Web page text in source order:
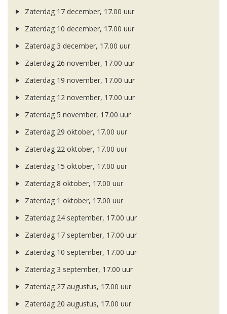
Zaterdag 17 december, 17.00 uur
Zaterdag 10 december, 17.00 uur
Zaterdag 3 december, 17.00 uur
Zaterdag 26 november, 17.00 uur
Zaterdag 19 november, 17.00 uur
Zaterdag 12 november, 17.00 uur
Zaterdag 5 november, 17.00 uur
Zaterdag 29 oktober, 17.00 uur
Zaterdag 22 oktober, 17.00 uur
Zaterdag 15 oktober, 17.00 uur
Zaterdag 8 oktober, 17.00 uur
Zaterdag 1 oktober, 17.00 uur
Zaterdag 24 september, 17.00 uur
Zaterdag 17 september, 17.00 uur
Zaterdag 10 september, 17.00 uur
Zaterdag 3 september, 17.00 uur
Zaterdag 27 augustus, 17.00 uur
Zaterdag 20 augustus, 17.00 uur